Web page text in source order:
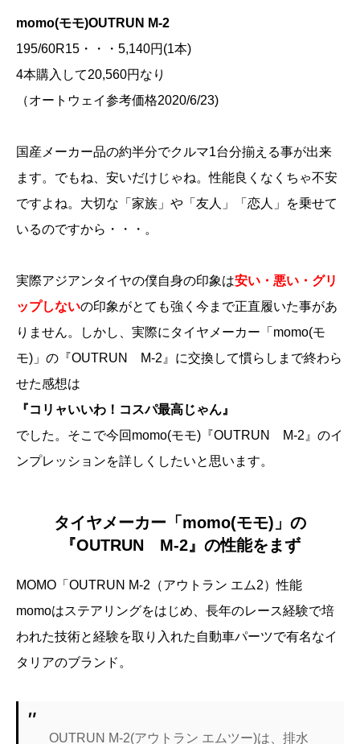
momo(モモ)OUTRUN M-2
195/60R15・・・5,140円(1本)
4本購入して20,560円なり
（オートウェイ参考価格2020/6/23)
国産メーカー品の約半分でクルマ1台分揃える事が出来
ます。でもね、安いだけじゃね。性能良くなくちゃ不安
ですよね。大切な「家族」や「友人」「恋人」を乗せて
いるのですから・・・。
実際アジアンタイヤの僕自身の印象は安い・悪い・グリ
ップしないの印象がとても強く今まで正直履いた事があ
りません。しかし、実際にタイヤメーカー「momo(モ
モ)」の『OUTRUN M-2』に交換して慣らしまで終わら
せた感想は
『コリャいいわ！コスパ最高じゃん』
でした。そこで今回momo(モモ)『OUTRUN M-2』のイ
ンプレッションを詳しくしたいと思います。
タイヤメーカー「momo(モモ)」の
『OUTRUN M-2』の性能をまず
MOMO「OUTRUN M-2（アウトラン エム2）性能
momoはステアリングをはじめ、長年のレース経験で培
われた技術と経験を取り入れた自動車パーツで有名なイ
タリアのブランド。
OUTRUN M-2(アウトラン エムツー)は、排水